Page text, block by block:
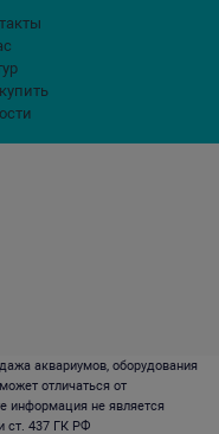
аквариумов, оборудования
отличаться от
информация не является
ст. 437 ГК РФ